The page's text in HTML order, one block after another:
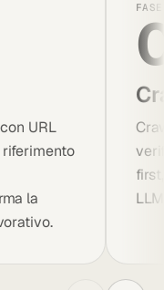
URL
la